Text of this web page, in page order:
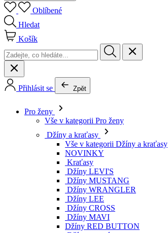
Oblíbené
Hledat
Košík
Přihlásit se Zpět
Pro ženy
Vše v kategorii Pro ženy
Džíny a kraťasy
Vše v kategorii Džíny a kraťasy
NOVINKY
Kraťasy
Džíny LEVI'S
Džíny MUSTANG
Džíny WRANGLER
Džíny LEE
Džíny CROSS
Džíny MAVI
Džíny RED BUTTON